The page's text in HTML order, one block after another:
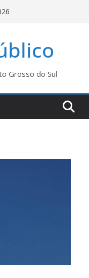
Grosso do Sul